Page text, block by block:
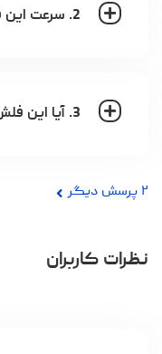
2. سرعت این فلش چقدره؟ کند نیست؟
3. آیا این فلش امکانات امنیتی هم داره؟
۲ پرسش دیگر
نظرات کاربران